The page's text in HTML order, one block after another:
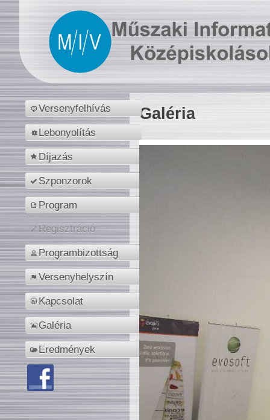
Versenyfelhívás
Lebonyolítás
Díjazás
Szponzorok
Program
Regisztráció
Programbizottság
Versenyhelyszín
Kapcsolat
Galéria
Eredmények
Galéria